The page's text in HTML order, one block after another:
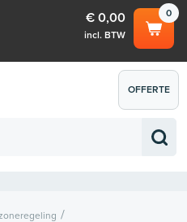
0
€ 0,00
incl. BTW
BTW) € 0,00
OFFERTE
AANVRAGEN